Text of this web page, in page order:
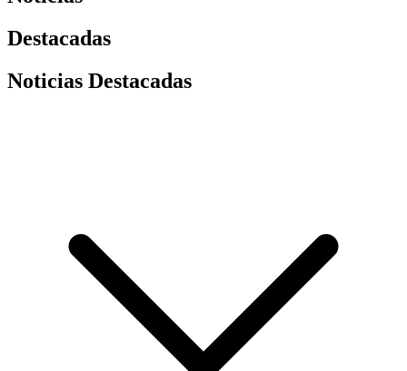
Destacadas
Noticias Destacadas